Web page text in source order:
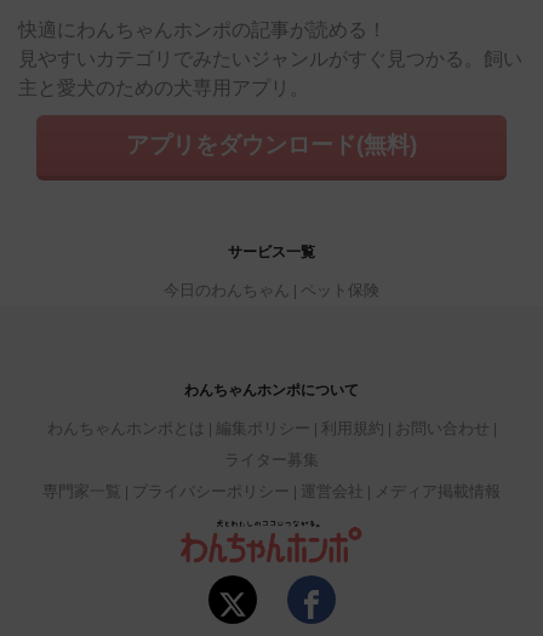
快適にわんちゃんホンポの記事が読める！
見やすいカテゴリでみたいジャンルがすぐ見つかる。飼い
主と愛犬のための犬専用アプリ。
アプリをダウンロード(無料)
サービス一覧
今日のわんちゃん ペット保険
わんちゃんホンポについて
わんちゃんホンポとは 編集ポリシー 利用規約
お問い合わせ
ライター募集
専門家一覧
プライバシーポリシー 運営会社 メディア掲載情報